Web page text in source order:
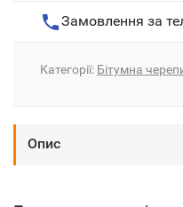
Замовлення за
Категорії: Бітумна
Опис